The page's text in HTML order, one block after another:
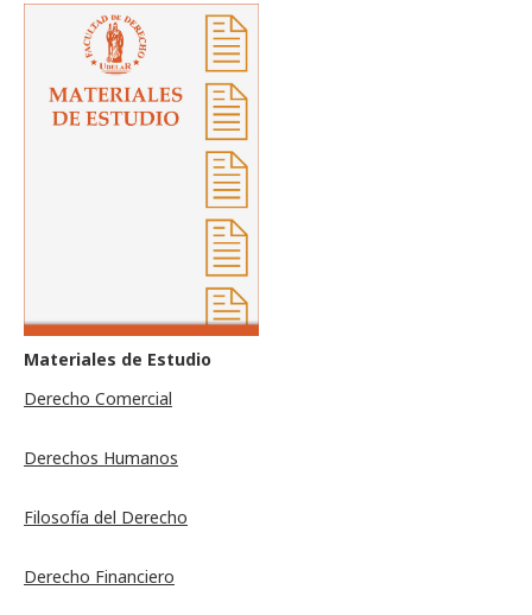
Materiales de Estudio
Derecho Comercial
Derechos Humanos
Filosofía del Derecho
Derecho Financiero